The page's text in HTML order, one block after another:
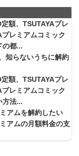
額、TSUTAYAプレ
レミアムコミック
の都...
知らないうちに解約
額、TSUTAYAプレ
レミアムコミック
方法...
アムを解約したい
アムの月額料金の支